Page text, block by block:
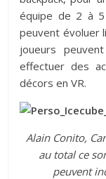
équipe de 2 à
peuvent évoluer
joueurs
effectuer des
décors en VR.
Alain Conito,
au total ce
peuvent